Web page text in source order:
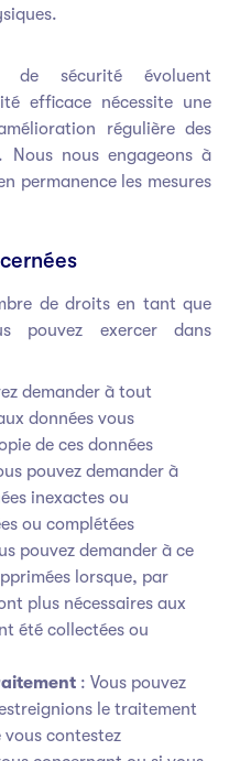
de sécurité évoluent
efficace nécessite une
régulière des
Nous nous engageons à
permanence les mesures
de droits en tant que
pouvez exercer dans
demander à tout
données vous
de ces données
pouvez demander à
inexactes ou
ou complétées
pouvez demander à ce
lorsque, par
plus nécessaires aux
été collectées ou
: Vous pouvez
le traitement
vous contestez